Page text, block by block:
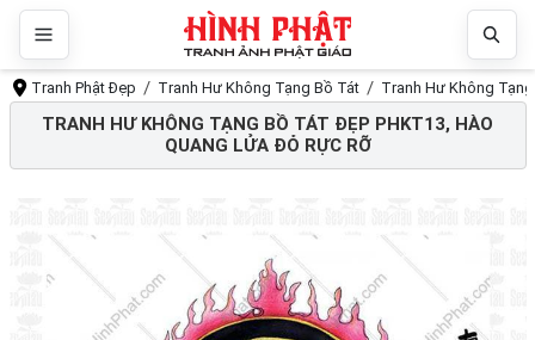
Tranh Phật Đẹp Tranh Hư Không Tạng Bồ Tát Tranh Hư Không
TRANH HƯ KHÔNG TẠNG BỒ TÁT ĐẸP PHKT13, HÀO
QUANG LỬA ĐỎ RỰC RỠ